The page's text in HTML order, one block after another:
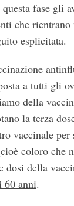
fase gli
che
esplicitata.
a tutti gli
della
la terza
vaccinale
coloro che
dosi della
60 anni.